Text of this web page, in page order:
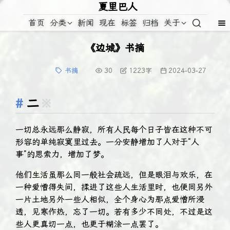
夏里巴人
首页 分类 新闻 现在 标签 归档 关于
《边城》书摘
书摘 30 1223字 2024-03-27
二
一切总永远那么静寂，所有人民每个日子皆在这种不可
形容的单纯寂寞里过去。一分安静增加了人对于“人
事”的思索力，增加了梦。
他们生活虽那么同一般社会疏远，但是眼泪与欢乐，在
一种爱憎得失间，揉进了这些人生活里时，也便同另外
一片土地另外一些人相似，全个身心为那点爱憎所浸
透，见寒作热，忘了一切。若有多少不同处，不过是这
些人更真切一点，也更于糊涂一点罢了。